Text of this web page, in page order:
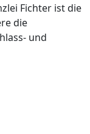
Fichter ist die
die
und